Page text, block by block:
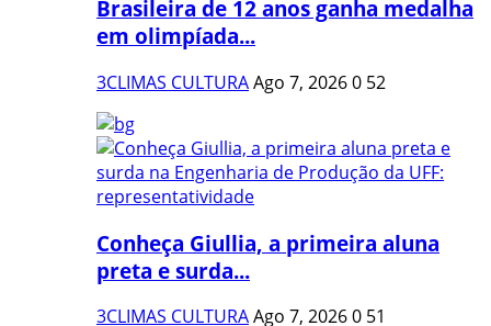
Brasileira de 12 anos ganha medalha
em olimpíada...
3CLIMAS CULTURAAgo 7, 20260 52
Conheça Giullia, a primeira aluna
preta e surda...
3CLIMAS CULTURAAgo 7, 20260 51